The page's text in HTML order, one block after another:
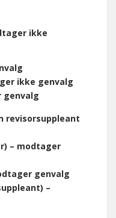
ikke
ikke genvalg
genvalg
revisorsuppleant
– modtager
genvalg
–